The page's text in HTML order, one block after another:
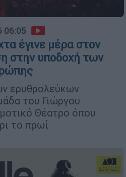
06:05
έγινε μέρα στον
στην υποδοχή των
ερυθρολεύκων
του Γιώργου
Θέατρο όπου
το πρωί